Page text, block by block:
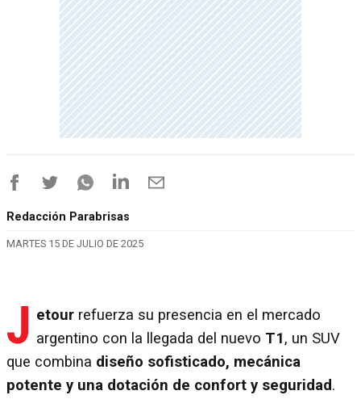
Redacción Parabrisas
MARTES 15 DE JULIO DE 2025
J etour refuerza su presencia en el mercado
argentino con la llegada del nuevo T1, un SUV
que combina diseño sofisticado, mecánica
potente y una dotación de confort y seguridad.